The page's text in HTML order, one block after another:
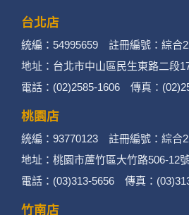
台北店
統編：54995659 註冊編號：綜合
地址：台北市中山區民生東路二段
電話：(02)2585-1606 傳真：
桃園店
統編：93770123 註冊編號：綜合
地址：桃園市蘆竹區大竹路506-12
電話：(03)313-5656 傳真：
竹南店